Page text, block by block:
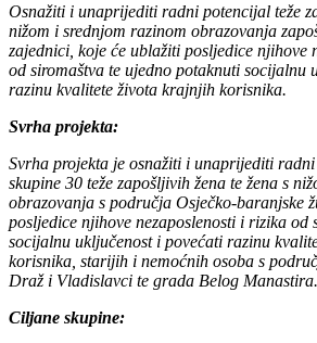
Osnažiti i unaprijediti radni potencijal teže
nižom i srednjom razinom obrazovanja
zajednici, koje će ublažiti posljedice njihove
od siromaštva te ujedno potaknuti socijalnu
razinu kvalitete života krajnjih korisnika.
Svrha projekta:
Svrha projekta je osnažiti i unaprijediti
skupine 30 teže zapošljivih žena te žena s
obrazovanja s područja Osječko-baranjske
posljedice njihove nezaposlenosti i rizika od
socijalnu uključenost i povećati razinu
korisnika, starijih i nemoćnih osoba s
Draž i Vladislavci te grada Belog Manastira.
Ciljane skupine: